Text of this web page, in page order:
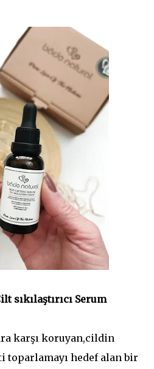
sıkılaştırıcı Serum
karşı koruyan,cildin
hedef alan bir